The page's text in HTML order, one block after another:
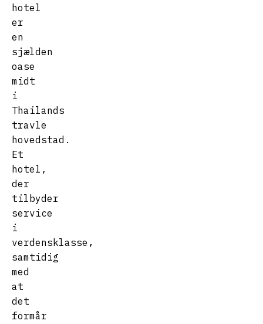
hotel
er
en
sjælden
oase
midt
i
Thailands
travle
hovedstad.
Et
hotel,
der
tilbyder
service
i
verdensklasse,
samtidig
med
at
det
formår